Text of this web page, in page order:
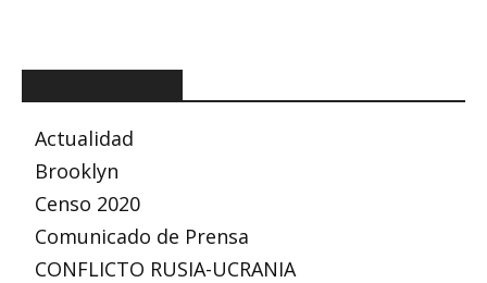
Actualidad
Brooklyn
Censo 2020
Comunicado de Prensa
CONFLICTO RUSIA-UCRANIA